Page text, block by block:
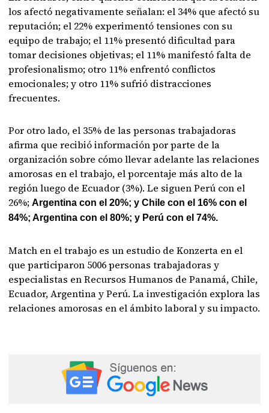
los afectó negativamente señalan: el 34% que afectó su
reputación; el 22% experimentó tensiones con su
equipo de trabajo; el 11% presentó dificultad para
tomar decisiones objetivas; el 11% manifestó falta de
profesionalismo; otro 11% enfrentó conflictos
emocionales; y otro 11% sufrió distracciones
frecuentes.
Por otro lado, el 35% de las personas trabajadoras
afirma que recibió información por parte de la
organización sobre cómo llevar adelante las relaciones
amorosas en el trabajo, el porcentaje más alto de la
región luego de Ecuador (3%). Le siguen Perú con el
26%;Argentina con el 20%; y Chile con el 16% con el
84%; Argentina con el 80%; y Perú con el 74%.
Match en el trabajo es un estudio de Konzerta en el
que participaron 5006 personas trabajadoras y
especialistas en Recursos Humanos de Panamá, Chile,
Ecuador, Argentina y Perú. La investigación explora las
relaciones amorosas en el ámbito laboral y su impacto.